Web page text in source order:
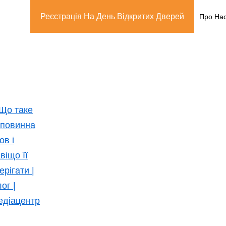
Реєстрація На День Відкритих Дверей Про
Що таке
Поява дитини на світ відбувається в кілька